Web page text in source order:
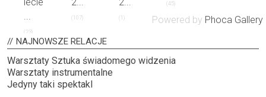
(23)
(107) (1)
(45)
Powered by Phoca Gallery
NAJNOWSZERELACJE
Warsztaty Sztuka świadomego widzenia
Warsztaty instrumentalne
Jedyny taki spektakl